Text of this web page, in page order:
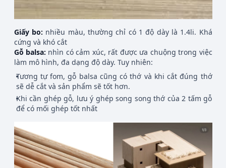
Giấy bo: nhiều màu, thường chỉ có 1 độ dày là 1.4li. Khá
cứng và khó cắt
Gỗ balsa: nhìn có cảm xúc, rất được ưa chuộng trong việc
làm mô hình, đa dạng độ dày. Tuy nhiên:
Tương tự fom, gỗ balsa cũng có thớ và khi cắt đúng thớ
sẽ dễ cắt và sản phẩm sẽ tốt hơn.
Khi cần ghép gỗ, lưu ý ghép song song thớ của 2 tấm gỗ
để có mối ghép tốt nhất